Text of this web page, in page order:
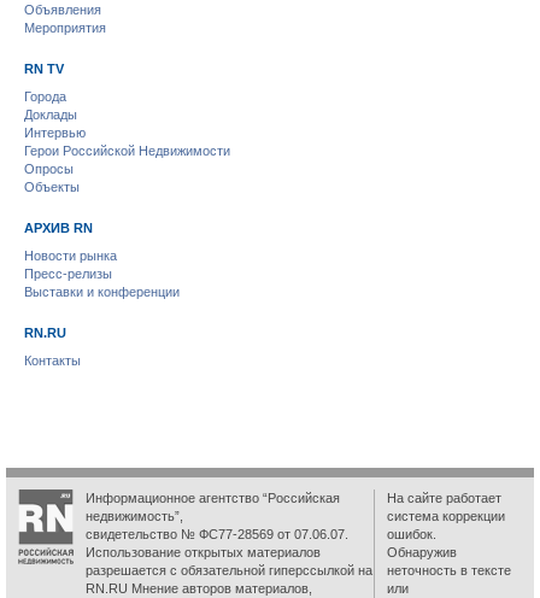
Объявления
Мероприятия
RN TV
Города
Доклады
Интервью
Герои Российской Недвижимости
Опросы
Объекты
АРХИВ RN
Новости рынка
Пресс-релизы
Выставки и конференции
RN.RU
Контакты
Информационное агентство “Российская
недвижимость”,
свидетельство № ФС77-28569 от 07.06.07.
Использование открытых материалов
разрешается с обязательной гиперссылкой на
RN.RU Мнение авторов материалов,
На сайте работает
система коррекции
ошибок.
Обнаружив
неточность в тексте
или